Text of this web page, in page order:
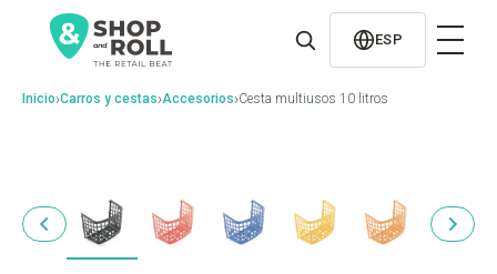
contenido
ESP
Inicio›Carros y cestas›Accesorios›Cesta multiusos 10 litros